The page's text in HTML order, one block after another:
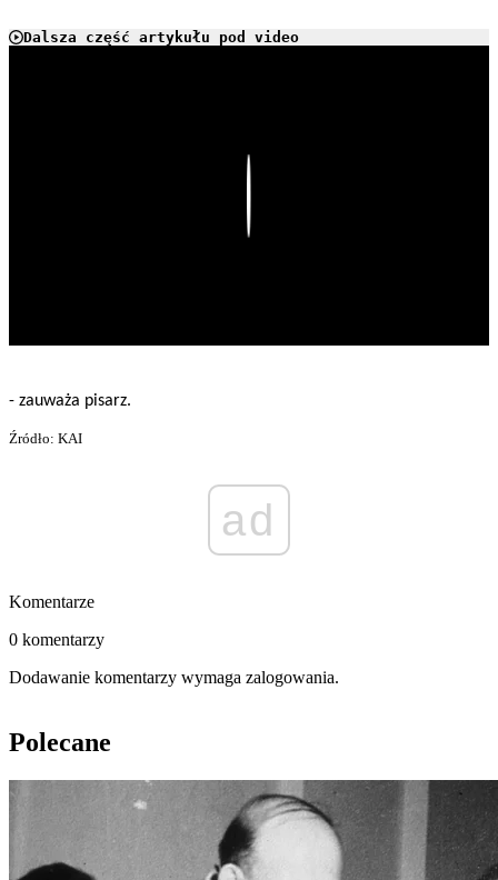
Dalsza część artykułu pod video
- zauważa pisarz.
Źródło: KAI
ad
Komentarze
0 komentarzy
Dodawanie komentarzy wymaga zalogowania.
Polecane